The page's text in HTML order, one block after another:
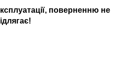
, поверненню не